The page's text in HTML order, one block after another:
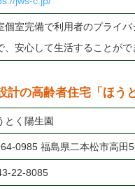
個室完備で利用者のプライ
、安心して生活することがで
の高齢者住宅「ほう
とく陽生園
0985 福島県二本松市高田
22-8085